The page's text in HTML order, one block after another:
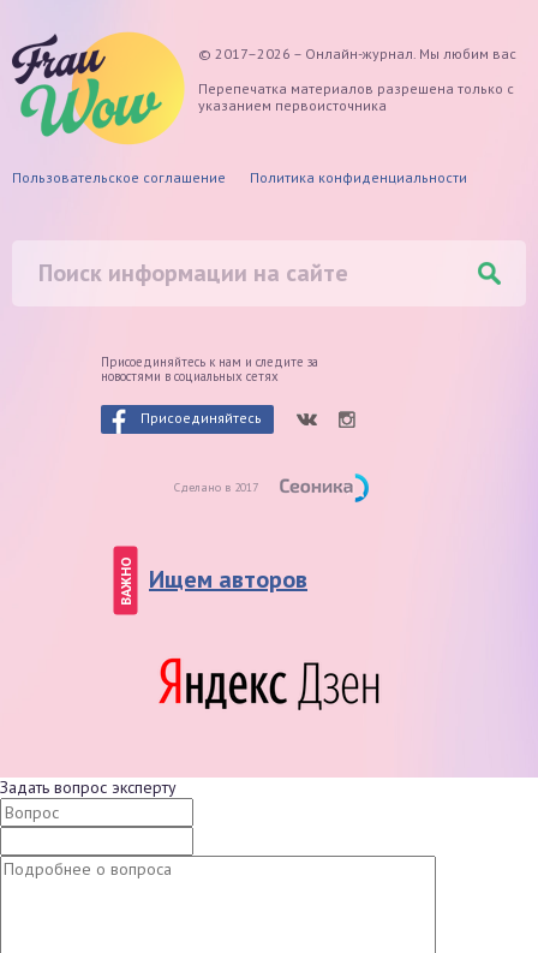
© 2017–2026 – Онлайн-журнал. Мы любим вас
Перепечатка материалов разрешена только с
указанием первоисточника
Пользовательское соглашение Политика конфиденциальности
Присоединяйтесь к нам и следите за
новостями в социальных сетях
Присоединяйтесь
Сделано в 2017
ВАЖНО Ищем авторов
Задать вопрос эксперту